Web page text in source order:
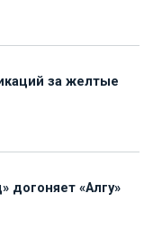
за желтые
догоняет «Алгу»